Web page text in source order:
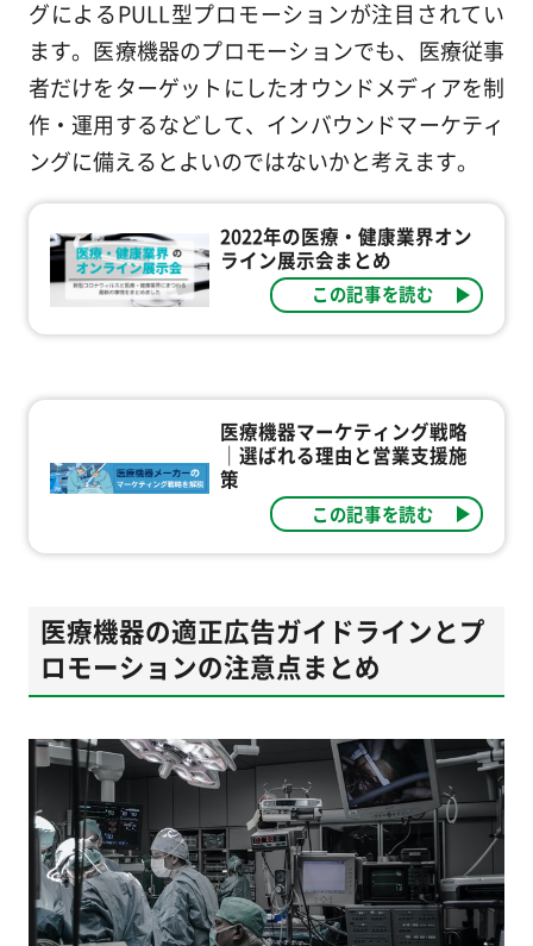
グによるPULL型プロモーションが注目されてい
ます。医療機器のプロモーションでも、医療従事
者だけをターゲットにしたオウンドメディアを制
作・運用するなどして、インバウンドマーケティ
ングに備えるとよいのではないかと考えます。
2022年の医療・健康業界オン
ライン展示会まとめ
この記事を読む
医療機器マーケティング戦略
｜選ばれる理由と営業支援施
策
この記事を読む
医療機器の適正広告ガイドラインとプ
ロモーションの注意点まとめ